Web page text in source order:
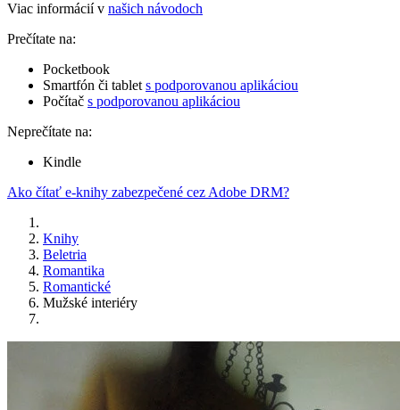
Viac informácií v našich návodoch
Prečítate na:
Pocketbook
Smartfón či tablet s podporovanou aplikáciou
Počítač s podporovanou aplikáciou
Neprečítate na:
Kindle
Ako čítať e-knihy zabezpečené cez Adobe DRM?
Knihy
Beletria
Romantika
Romantické
Mužské interiéry